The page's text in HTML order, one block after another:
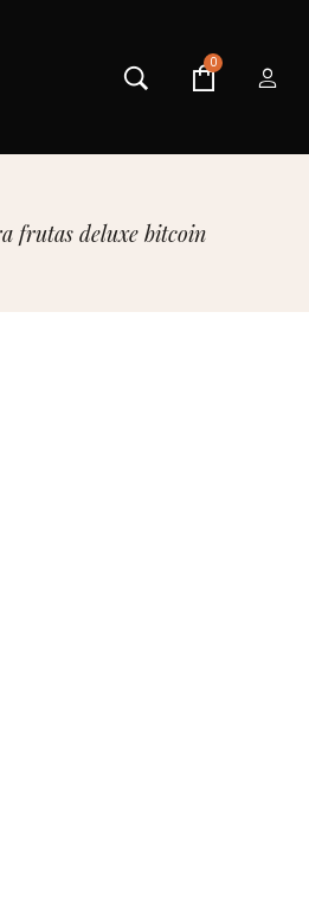
0
frutas deluxe bitcoin